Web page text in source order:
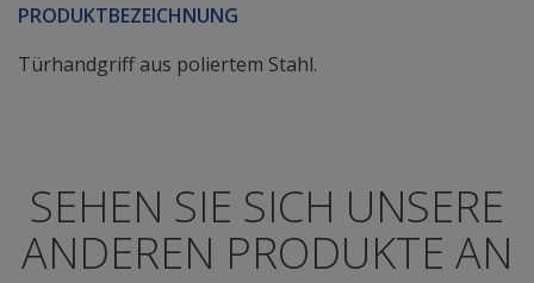
PRODUKTBEZEICHNUNG
Türhandgriff aus poliertem Stahl.
SEHEN SIE SICH UNSERE
ANDEREN PRODUKTE AN